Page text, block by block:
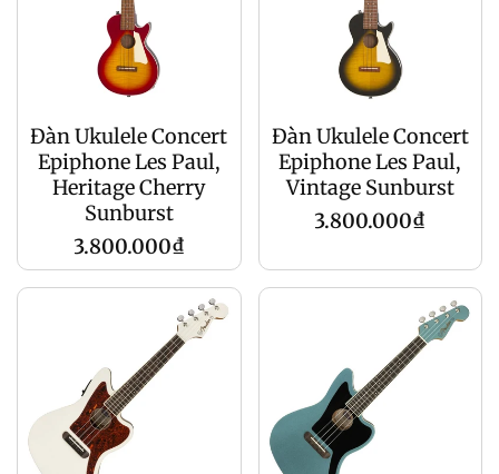
Đàn Ukulele Concert
Epiphone Les Paul,
Heritage Cherry
Sunburst
Regular
3.800.000₫
Đàn Ukulele Concert
Epiphone Les Paul,
Vintage Sunburst
Regular
3.800.000₫